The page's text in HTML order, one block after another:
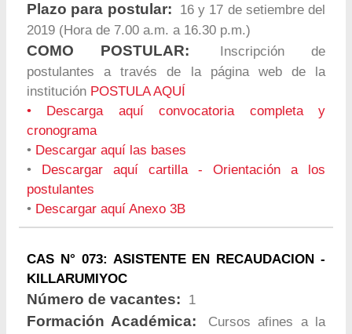
Plazo para postular:
16 y 17 de setiembre del
2019 (Hora de 7.00 a.m. a 16.30 p.m.)
COMO POSTULAR:
Inscripción de
postulantes a través de la página web de la
institución POSTULA AQUÍ
•
Descarga aquí convocatoria completa y
cronograma
• Descargar aquí las bases
•
Descargar aquí cartilla - Orientación a los
postulantes
• Descargar aquí Anexo 3B
CAS N° 073: ASISTENTE EN RECAUDACION -
KILLARUMIYOC
Número de vacantes: 1
Formación Académica:
Cursos afines a la